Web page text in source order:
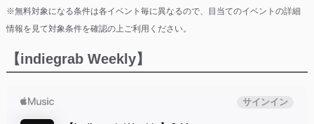
※無料対象になる条件は各イベント毎に異なるので、目当てのイベントの詳細
情報を見て対象条件を確認の上ご利用ください。
【indiegrab Weekly】